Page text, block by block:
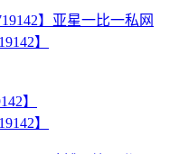
】亚星一比一私网
】
】
】